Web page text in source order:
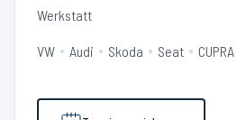
Werkstatt
VW Audi Skoda Seat CUPRA